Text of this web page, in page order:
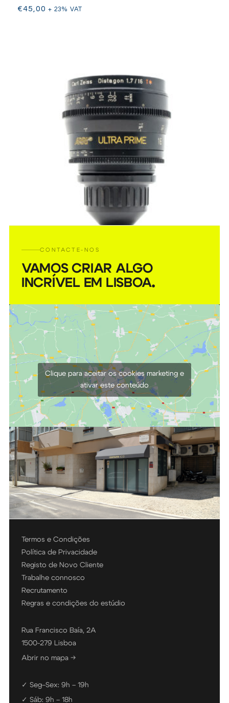
€45,00 + 23% VAT
ARRI Ultra Prime 16mm T1.9
€85,00 + 23% VAT
CONTACTE-NOS
VAMOS CRIAR ALGO
INCRÍVEL EM LISBOA.
Clique para aceitar os cookies marketing e
ativar este conteúdo
Termos e Condições
Política de Privacidade
Registo de Novo Cliente
Trabalhe connosco
Recrutamento
Regras e condições do estúdio
Rua Francisco Baía, 2A
1500-279 Lisboa
Abrir no mapa →
✓ Seg–Sex: 9h – 19h
✓ Sáb: 9h – 18h